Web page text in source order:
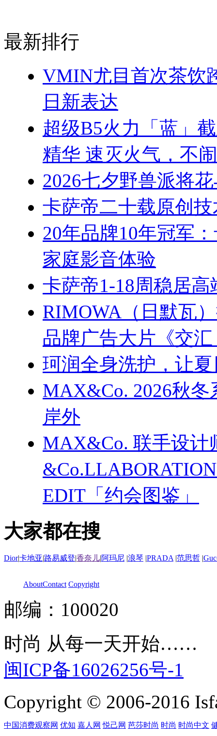
最新排行
VMIN尤目首次茶饮
日新表达
超级B5火力「蓝」
精华 速灭火气，不
2026七夕野兽派将
卡萨帝二十载原创
20年品牌10年冠军
家庭影音体验
卡萨帝1-18周稳居
RIMOWA（日默瓦
品牌广告大片《交
珂润全身洗护，让
MAX&Co. 2026秋
岸外
MAX&Co. 联手设计
EDIT「约会图鉴」
大家都在搜
Dior|卡地亚|路易威登|香奈儿|阿玛尼 |浪琴 |PRADA |范思哲 |
AboutContact Copyright
邮编：100020
时尚 从每一天开始……
闽ICP备16026256号-1
Copyright © 2006-2016
中国消费观察网 优知 嘉人网 悦己网 芭莎时尚 时尚 时尚中文